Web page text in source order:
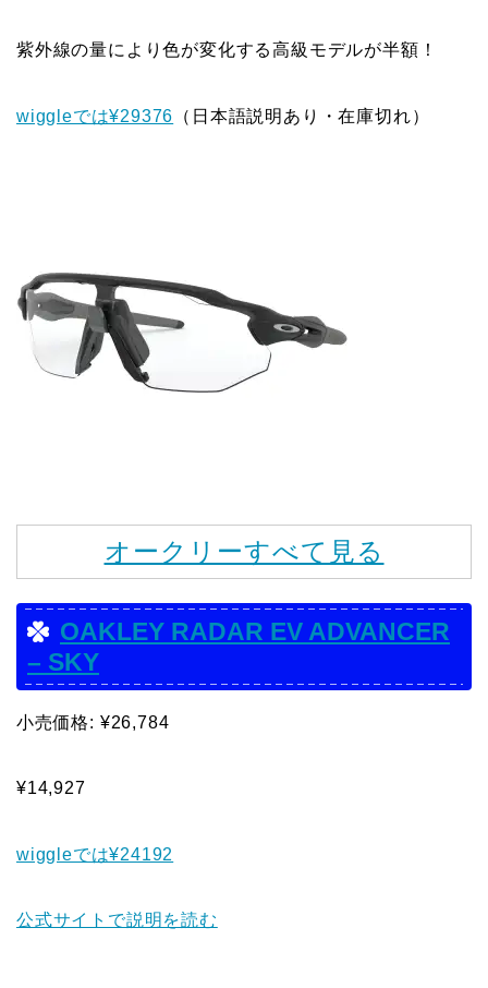
紫外線の量により色が変化する高級モデルが半額！
wiggleでは¥29376 （日本語説明あり・在庫切れ）
オークリーすべて見る
OAKLEY RADAR EV ADVANCER
– SKY
小売価格: ¥26,784
¥14,927
wiggleでは¥24192
公式サイトで説明を読む